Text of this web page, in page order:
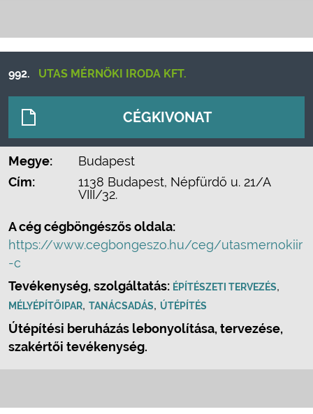
992. UTAS MÉRNÖKI IRODA KFT.
CÉGKIVONAT
Megye:
Budapest
Cím:
1138 Budapest, Népfürdő u. 21/A
VIII/32.
A cég cégböngészős oldala:
https://www.cegbongeszo.hu/ceg/utasmernokiir
-c
Tevékenység, szolgáltatás: ÉPÍTÉSZETI TERVEZÉS,
MÉLYÉPÍTŐIPAR, TANÁCSADÁS, ÚTÉPÍTÉS
Útépítési beruházás lebonyolítása, tervezése,
szakértői tevékenység.